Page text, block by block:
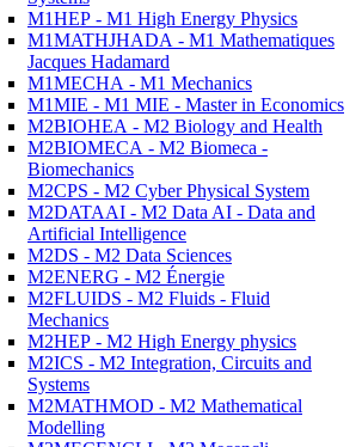
M1HEP - M1 High Energy Physics
M1MATHJHADA - M1 Mathematiques
Jacques Hadamard
M1MECHA - M1 Mechanics
M1MIE - M1 MIE - Master in Economics
M2BIOHEA - M2 Biology and Health
M2BIOMECA - M2 Biomeca -
Biomechanics
M2CPS - M2 Cyber Physical System
M2DATAAI - M2 Data AI - Data and
Artificial Intelligence
M2DS - M2 Data Sciences
M2ENERG - M2 Énergie
M2FLUIDS - M2 Fluids - Fluid
Mechanics
M2HEP - M2 High Energy physics
M2ICS - M2 Integration, Circuits and
Systems
M2MATHMOD - M2 Mathematical
Modelling